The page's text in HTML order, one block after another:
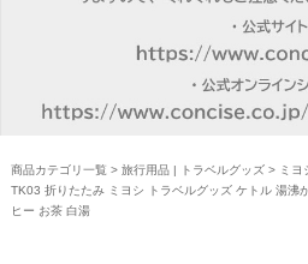
商品カテゴリ一覧 > 旅行用品 | トラベルグッズ> ミヨ
TK03 折りたたみ ミヨシ トラベルグッズ ケトル 湯沸
ヒー お茶 白湯